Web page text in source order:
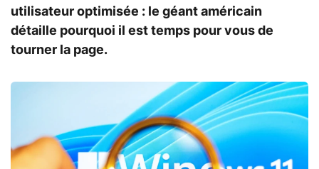
utilisateur optimisée : le géant américain
détaille pourquoi il est temps pour vous de
tourner la page.